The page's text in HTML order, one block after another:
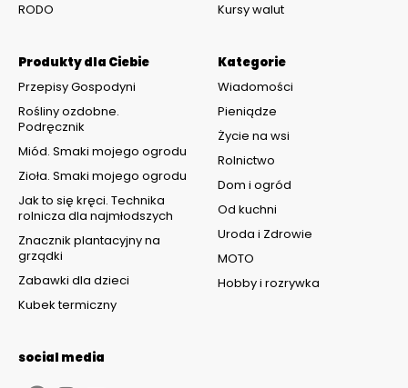
RODO
Kategorie
Wiadomości
Pieniądze
Życie na wsi
Rolnictwo
Dom i ogród
Od kuchni
Uroda i Zdrowie
MOTO
Hobby i rozrywka
Produkty dla Ciebie
Przepisy Gospodyni
Rośliny ozdobne.
Podręcznik
Miód. Smaki mojego ogrodu
Zioła. Smaki mojego ogrodu
Jak to się kręci. Technika
rolnicza dla najmłodszych
Znacznik plantacyjny na
grządki
Zabawki dla dzieci
Kubek termiczny
Kursy walut
social media